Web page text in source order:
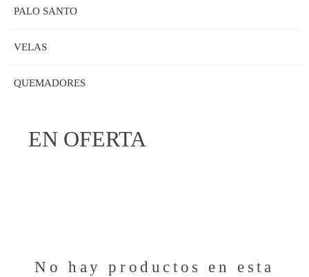
PALO SANTO
VELAS
QUEMADORES
EN OFERTA
No hay productos en esta